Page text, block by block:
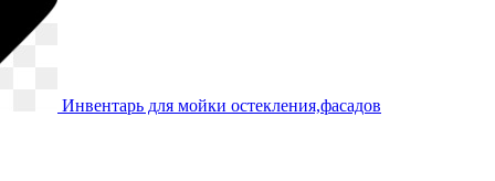
Инвентарь для мойки остекления,фасадов